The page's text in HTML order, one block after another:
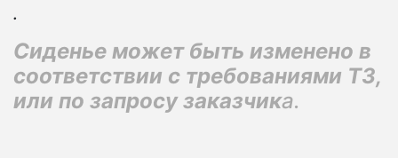
.
Сиденье может быть изменено в
соответствии с требованиями ТЗ,
или по запросу заказчика.